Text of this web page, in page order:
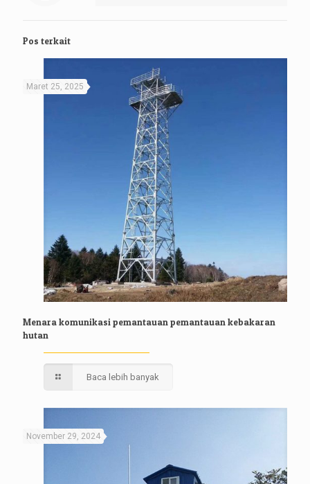
Pos terkait
Maret 25, 2025
Menara komunikasi pemantauan pemantauan kebakaran
hutan
Baca lebih banyak
November 29, 2024